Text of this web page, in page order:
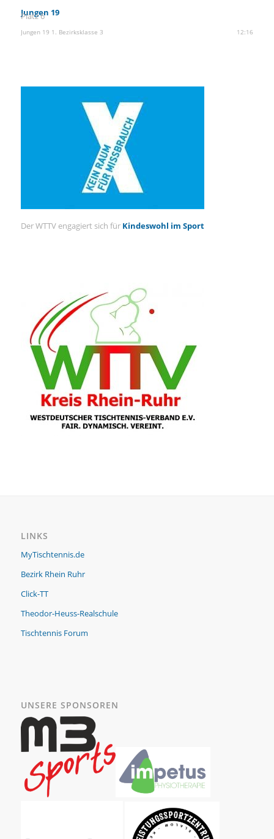
Jungen 19
Platz 6
Jungen 19 1. Bezirksklasse 3 12:16
Der WTTV engagiert sich für Kindeswohl im Sport
LINKS
MyTischtennis.de
Bezirk Rhein Ruhr
Click-TT
Theodor-Heuss-Realschule
Tischtennis Forum
UNSERE SPONSOREN